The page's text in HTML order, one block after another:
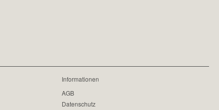
Informationen
AGB
Datenschutz